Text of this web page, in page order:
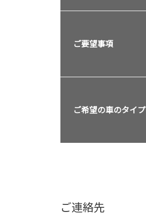
ご要望事項
ご希望の車のタイプ
ご連絡先